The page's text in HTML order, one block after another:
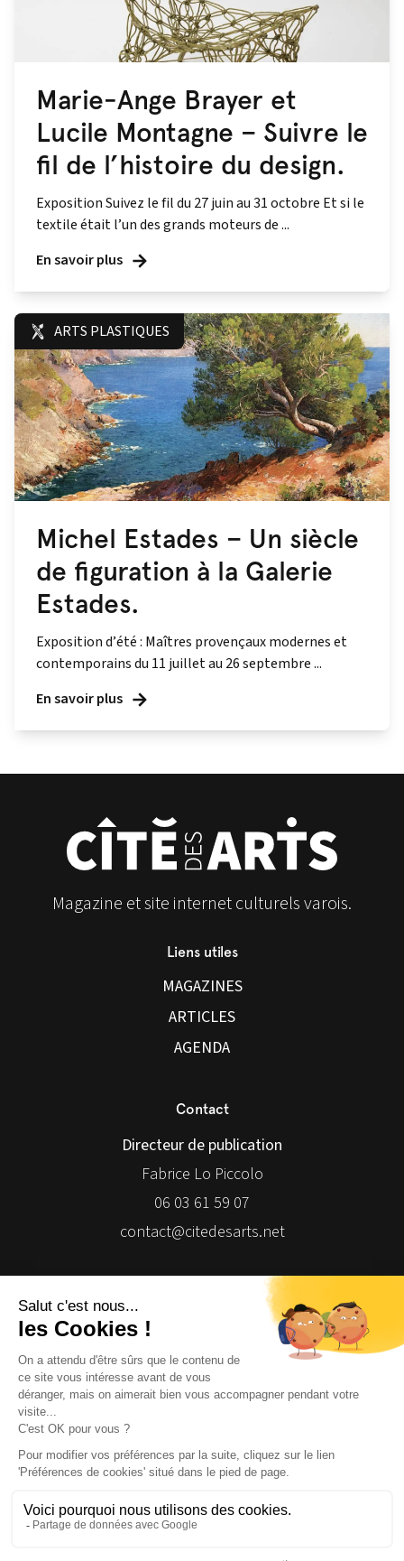
Marie-Ange Brayer et
Lucile Montagne – Suivre le
fil de l’histoire du design.
Exposition Suivez le fil du 27 juin au 31 octobre Et si le
textile était l’un des grands moteurs de ...
En savoir plus
ARTS PLASTIQUES
Michel Estades – Un siècle
de figuration à la Galerie
Estades.
Exposition d’été : Maîtres provençaux modernes et
contemporains du 11 juillet au 26 septembre ...
En savoir plus
Magazine et site internet culturels varois.
Liens utiles
MAGAZINES
ARTICLES
AGENDA
Contact
Directeur de publication
Fabrice Lo Piccolo
06 03 61 59 07
contact@citedesarts.net
© 2026 | Cité des Arts | Tous droits réservés